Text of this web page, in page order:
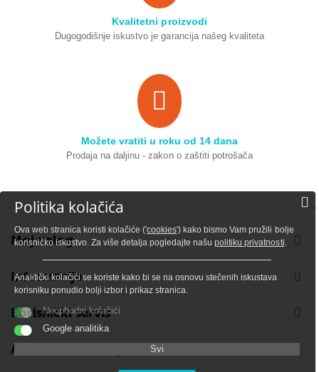
Kvalitetni proizvodi
Dugogodišnje iskustvo je garancija našeg kvaliteta
Možete vratiti u roku od 14 dana
Prodaja na daljinu - zakon o zaštiti potrošača
Moj nalog
Informacije
Korisnički servis
Adresa i kontakt podaci
Politika kolačića
Ova web stranica koristi kolačiće ('cookies') kako bismo Vam pružili bolje
korisničko iskustvo. Za više detalja pogledajte našupolitiku privatnosti.
Analitički kolačići se koriste kako bi se na osnovu stečenih iskustava
korisniku ponudio bolji izbor i prikaz stranica.
Neophodni kolačići
Google analitika
Svi